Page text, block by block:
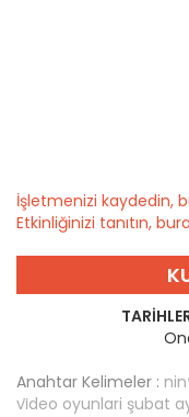
İşletmenizi kaydedin,
Etkinliğinizi tanıtın,
Anahtar Kelimeler :
vi̇deo oyunlari şubat